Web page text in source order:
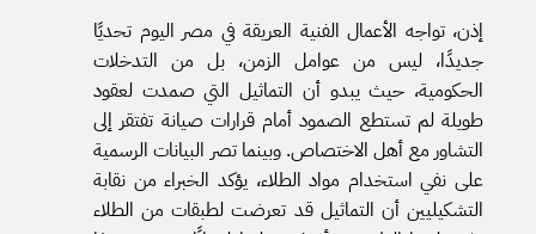
إذن، تواجه الأعمال الفنية العريقة في مصر اليوم تحديًا
جديدًا، ليس من عوامل الزمن، بل من التدخلات
الحكومية، حيث يبدو أن التماثيل التي صمدت لعقود
طويلة لم تستطع الصمود أمام قرارات صيانة تفتقر إلى
التشاور مع أهل الاختصاص. وبينما تصر البيانات الرسمية
على نفي استخدام مواد الطلاء، يؤكد الخبراء من نقابة
التشكيليين أن التماثيل قد تعرضت لطبقات من الطلاء